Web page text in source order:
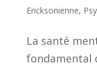
Ericksonienne,
La santé
fondamental